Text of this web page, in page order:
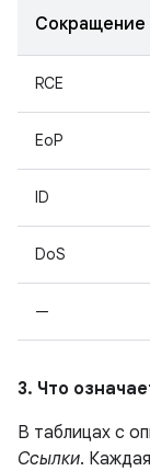
Сокращение
RCE
EoP
ID
DoS
—
3. Что
В таблицах с
Ссылки.